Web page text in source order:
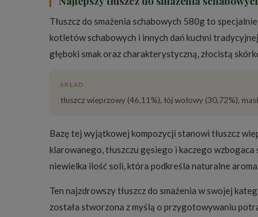
Tłuszcz do smażenia schabowych 580g to
kotletów schabowych i innych dań kuchni
głęboki smak oraz charakterystyczną, złocistą
SKŁAD:
tłuszcz wieprzowy (46,11%), łój wołowy (30,72%),
Bazę tej wyjątkowej kompozycji stanowi tłuszcz
klarowanego, tłuszczu gęsiego i kaczego
niewielka ilość soli, która podkreśla naturalne
Ten najzdrowszy tłuszcz do smażenia w swojej
została stworzona z myślą o przygotowywaniu